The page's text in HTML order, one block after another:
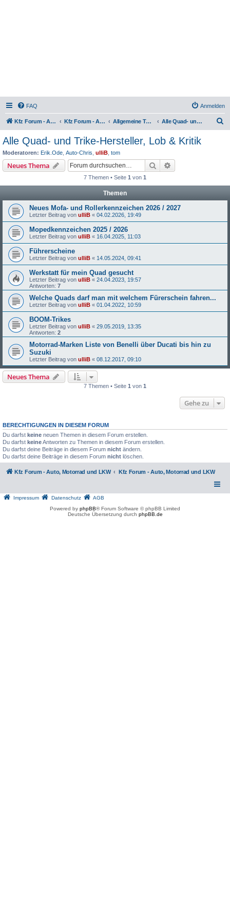
FAQ Anmelden
Kfz Forum - Auto, Motorrad und LKW Kfz Forum - Auto, Motorrad und LKW Allgemeine Themen rund um Motorräder, Trikes, Quads, ATVs, zweirädrige Kleinkrafträder, Mopedautos und Microcars Alle Quad- und Trike-Hersteller, Lob & Kritik
Alle Quad- und Trike-Hersteller, Lob & Kritik
Moderatoren: Erik.Ode Auto-Chris ulliB tom
Neues Thema Suche
7 Themen • Seite 1 von 1
Themen
Neues Mofa- und Rollerkennzeichen 2026 / 2027
Letzter Beitrag von ulliB « 04.02.2026, 19:49
Mopedkennzeichen 2025 / 2026
Letzter Beitrag von ulliB « 16.04.2025, 11:03
Führerscheine
Letzter Beitrag von ulliB « 14.05.2024, 09:41
Werkstatt für mein Quad gesucht
Letzter Beitrag von ulliB « 24.04.2023, 19:57
Antworten: 7
Welche Quads darf man mit welchem Fürerschein fahren...
Letzter Beitrag von ulliB « 01.04.2022, 10:59
BOOM-Trikes
Letzter Beitrag von ulliB « 29.05.2019, 13:35
Antworten: 2
Motorrad-Marken Liste von Benelli über Ducati bis hin zu
Suzuki
Letzter Beitrag von ulliB « 08.12.2017, 09:10
Neues Thema
7 Themen • Seite 1 von 1
Gehe zu
BERECHTIGUNGEN IN DIESEM FORUM
Du darfst keine neuen Themen in diesem Forum erstellen.
Du darfst keineAntworten zu Themen in diesem Forum erstellen.
Du darfst deine Beiträge in diesem Forum nicht ändern.
Du darfst deine Beiträge in diesem Forum nicht löschen.
Kfz Forum - Auto, Motorrad und LKW Kfz Forum - Auto, Motorrad und LKW
Impressum Datenschutz
AGB
Powered by phpBB® Forum Software © phpBB Limited
Deutsche Übersetzung durch phpBB.de